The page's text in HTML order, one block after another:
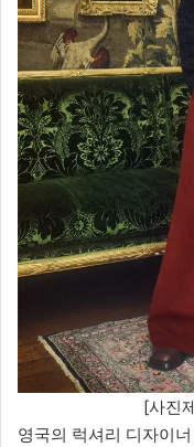
[사진
영국의 럭셔리 디자이